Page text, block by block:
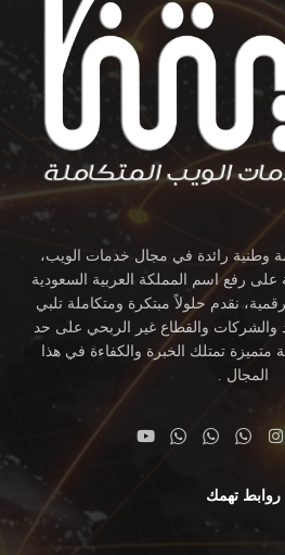
وطنية رائدة في مجال خدمات الويب،
رفع اسم المملكة العربية السعودية
نقدم حلولاً مبتكرة ومتكاملة تلبي
والشركات والقطاع غير الربحي على حد
تمتلك الخبرة والكفاءة في هذا
المجال .
روابط تهمك